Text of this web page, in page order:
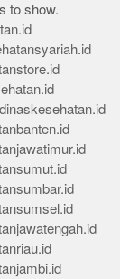
to show.